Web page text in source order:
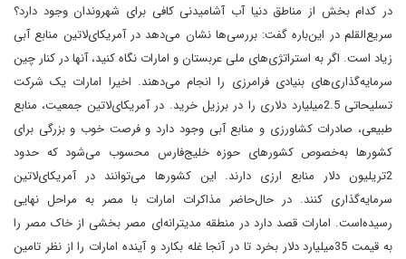
در کدام بخش از مناطق دنیا آب آشامیدنی کافی برای شهروندان وجود دارد؟
سریع‌القلم در این‌باره گفت: بررسی‌ها نشان می‌دهد در آمریکای‌لاتین منابع آبی
زیاد است. اگر به استراتژی‌های ملی عربستان و امارات نگاه کنید، آنها در کنار چین
سرمایه‌گذاری‌های بنیادی فرامرزی را انجام می‌دهند. اخیرا امارات یک شرکت
تسلیحاتی 2.5‌میلیارد دلاری را در برزیل خرید. در آمریکای‌لاتین جمعیت، منابع
طبیعی، صادرات کشاورزی و منابع آبی وجود دارد و فرصت خوب و بزرگی برای
کشورها به‌خصوص کشورهای حوزه خلیج‌فارس محسوب می‌شود که حدود
2‌تریلیون دلار منابع ارزی دارند. این کشورها می‌توانند در آمریکای‌لاتین
سرمایه‌گذاری کنند. در حال‌حاضر مذاکرات امارات با مصر به مراحل نهایی
رسیده‌است. امارات قصد دارد در منطقه مدیترانه‌ای مصر بخشی از خاک مصر را
به قیمت 35‌میلیارد دلار بخرد تا در آنجا غله بکارد و آینده امارات را از نظر تامین